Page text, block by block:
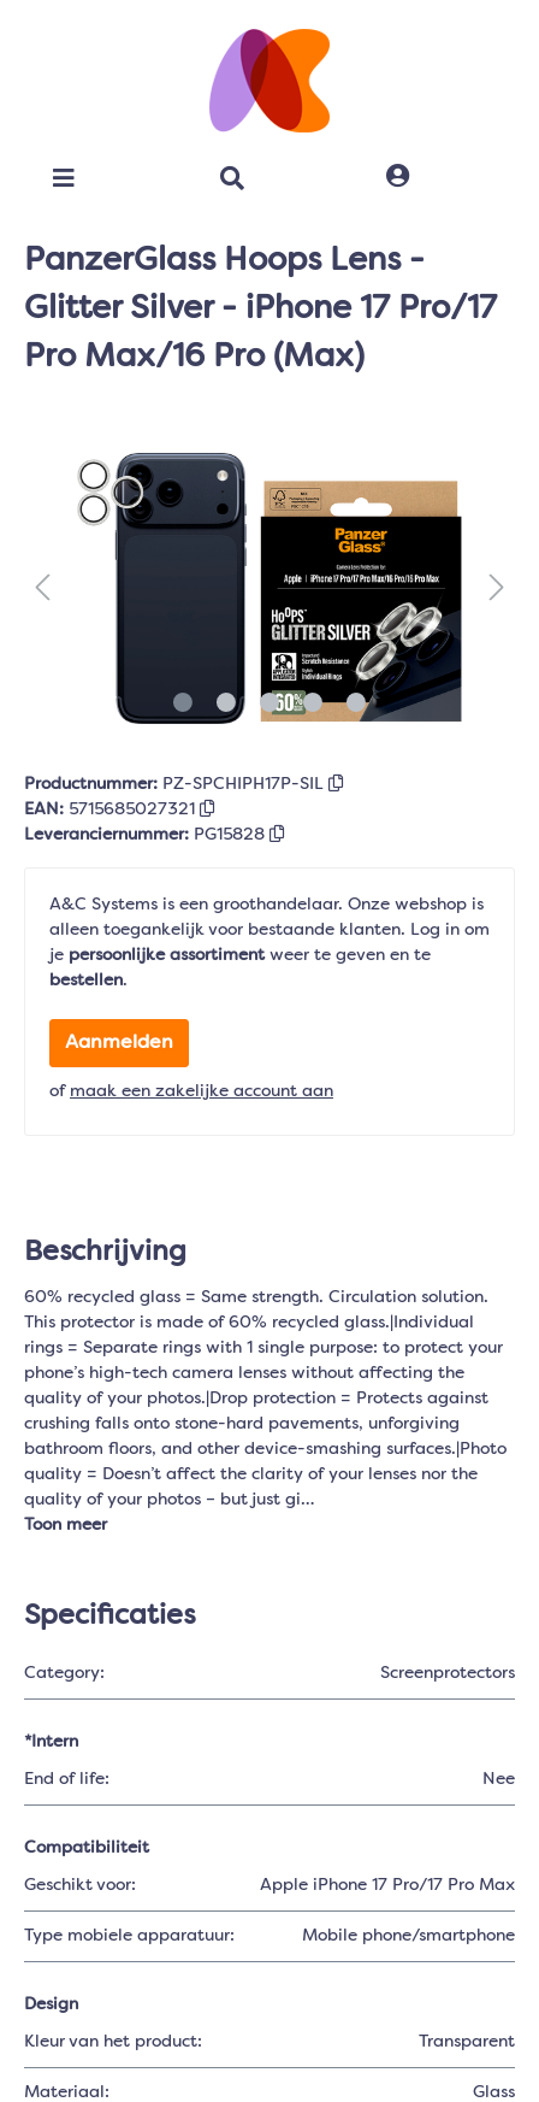
PanzerGlass Hoops Lens -
Glitter Silver - iPhone 17 Pro/17
Pro Max/16 Pro (Max)
Productnummer: PZ-SPCHIPH17P-SIL
EAN: 5715685027321
Leveranciernummer: PG15828
A&C Systems is een groothandelaar. Onze webshop is
alleen toegankelijk voor bestaande klanten. Log in om
je persoonlijke assortimentweer te geven en te
bestellen.
Aanmelden
of maak een zakelijke account aan
Beschrijving
60% recycled glass = Same strength. Circulation solution.
This protector is made of 60% recycled glass.|Individual
rings = Separate rings with 1 single purpose: to protect your
phone’s high-tech camera lenses without affecting the
quality of your photos.|Drop protection = Protects against
crushing falls onto stone-hard pavements, unforgiving
bathroom floors, and other device-smashing surfaces.|Photo
quality = Doesn’t affect the clarity of your lenses nor the
quality of your photos – but just gi…
Toon meer
Specificaties
Category: Screenprotectors
*Intern
End of life: Nee
Compatibiliteit
Geschikt voor: Apple iPhone 17 Pro/17 Pro Max
Type mobiele apparatuur: Mobile phone/smartphone
Design
Kleur van het product: Transparent
Materiaal: Glass